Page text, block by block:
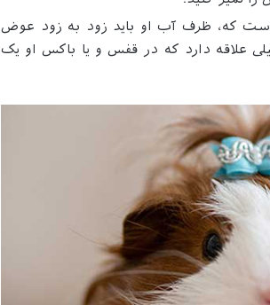
که، ظرف آب او باید زود به زود عوض
علاقه دارد که در قفس و یا باکس او یک